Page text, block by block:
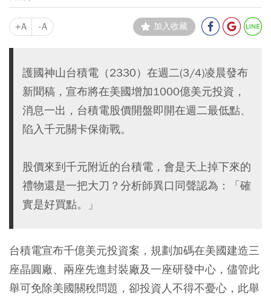
+A -A 加入收藏
護國神山台積電（2330）在週二(3/4)凌晨發布
新聞稿，宣布將在美國增加1000億美元投資，
消息一出，台積電股價開盤即開在週二最低點、
陷入千元關卡保衛戰。
股價來到千元附近的台積電，會是天上掉下來的
禮物還是一把大刀？分析師異口同聲認為：「確
實是好買點。」
台積電宣布千億美元投資案，規劃加碼在美國建造三
座晶圓廠、兩座先進封裝廠及一座研發中心，儘管此
舉可免除美國關稅問題，卻投資人不得不憂心，此舉